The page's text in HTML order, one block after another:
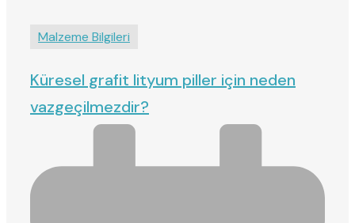
Malzeme Bilgileri
Küresel grafit lityum piller için neden
vazgeçilmezdir?